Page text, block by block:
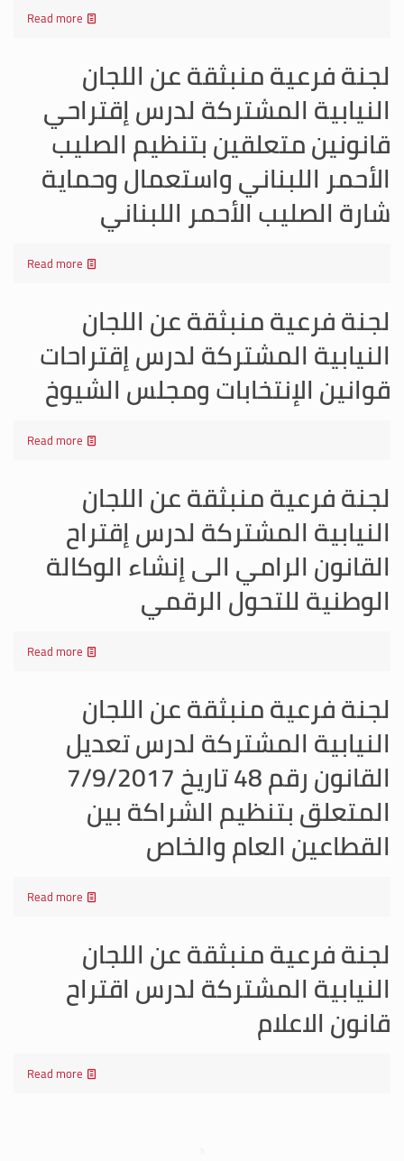
Read more
لجنة فرعية منبثقة عن اللجان
النيابية المشتركة لدرس إقتراحي
قانونين متعلقين بتنظيم الصليب
الأحمر اللبناني واستعمال وحماية
شارة الصليب الأحمر اللبناني
Read more
لجنة فرعية منبثقة عن اللجان
النيابية المشتركة لدرس إقتراحات
قوانين الإنتخابات ومجلس الشيوخ
Read more
لجنة فرعية منبثقة عن اللجان
النيابية المشتركة لدرس إقتراح
القانون الرامي الى إنشاء الوكالة
الوطنية للتحول الرقمي
Read more
لجنة فرعية منبثقة عن اللجان
النيابية المشتركة لدرس تعديل
القانون رقم 48 تاريخ 7/9/2017
المتعلق بتنظيم الشراكة بين
القطاعين العام والخاص
Read more
لجنة فرعية منبثقة عن اللجان
النيابية المشتركة لدرس اقتراح
قانون الاعلام
Read more